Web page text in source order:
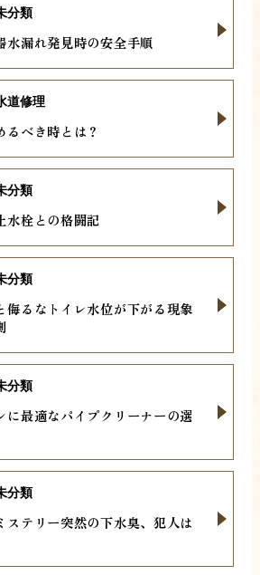
水漏れ発見時の安全手順
分類
べき時とは？
道修理
水栓との格闘記
分類
侮るなトイレ水位が下がる現象
分類
に最適なパイプクリーナーの選
分類
ステリー突然の下水臭、犯人は
分類